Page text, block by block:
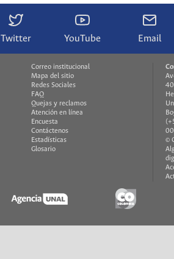
Twitter YouTube Email
Correo institucional
Mapa del sitio
Redes Sociales
FAQ
Quejas y reclamos
Atención en línea
Encuesta
Contáctenos
Estadísticas
Glosario
©